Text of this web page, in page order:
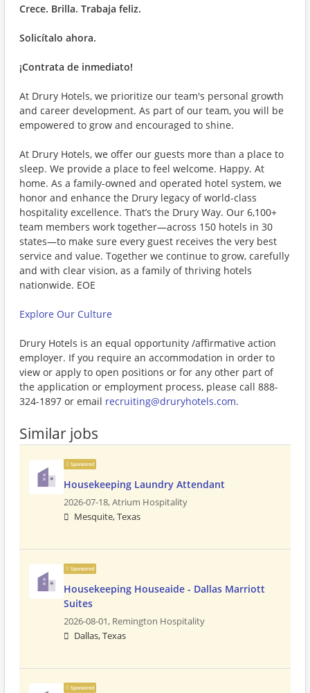
Crece. Brilla. Trabaja feliz.
Solicítalo ahora.
¡Contrata de inmediato!
At Drury Hotels, we prioritize our team's personal growth
and career development. As part of our team, you will be
empowered to grow and encouraged to shine.
At Drury Hotels, we offer our guests more than a place to
sleep. We provide a place to feel welcome. Happy. At
home. As a family-owned and operated hotel system, we
honor and enhance the Drury legacy of world-class
hospitality excellence. That’s the Drury Way. Our 6,100+
team members work together—across 150 hotels in 30
states—to make sure every guest receives the very best
service and value. Together we continue to grow, carefully
and with clear vision, as a family of thriving hotels
nationwide. EOE
Explore Our Culture
Drury Hotels is an equal opportunity /affirmative action
employer. If you require an accommodation in order to
view or apply to open positions or for any other part of
the application or employment process, please call 888-
324-1897 or email recruiting@druryhotels.com.
Similar jobs
Sponsored
Housekeeping Laundry Attendant
2026-07-18,Atrium Hospitality
Mesquite, Texas
Sponsored
Housekeeping Houseaide - Dallas Marriott
Suites
2026-08-01, Remington Hospitality
Dallas, Texas
Sponsored